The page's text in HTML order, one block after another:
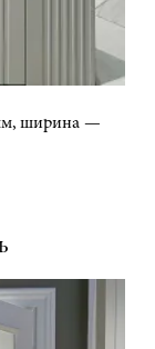
ширина —